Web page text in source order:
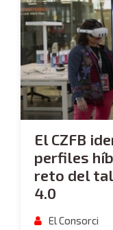
El CZFB
perfiles
reto del
4.0
El Consorci